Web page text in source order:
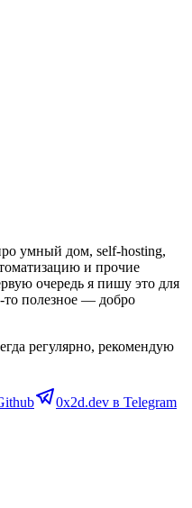
умный дом, self-hosting,
и прочие
очередь я пишу это для
то полезное — добро
регулярно, рекомендую
0x2d.dev в Telegram